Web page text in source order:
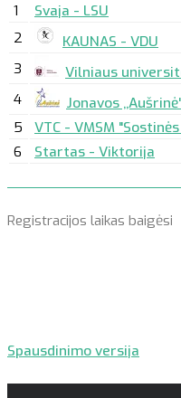
1
Svaja - LSU
2
KAUNAS - VDU
3
Vilniaus
4
Jonavos
5
VTC - VMSM
6
Startas - Viktorija
Registracijos laikas baigėsi
Spausdinimo versija